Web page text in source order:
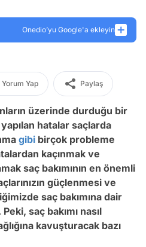
Onedio’yu Google'a ekleyin
Yorum Yap Paylaş
üzerinde durduğu bir
hatalar saçlarda
gibi birçok probleme
kaçınmak ve
saç bakımının en önemli
güçlenmesi ve
saç bakımına dair
saç bakımı nasıl
kavuşturacak bazı